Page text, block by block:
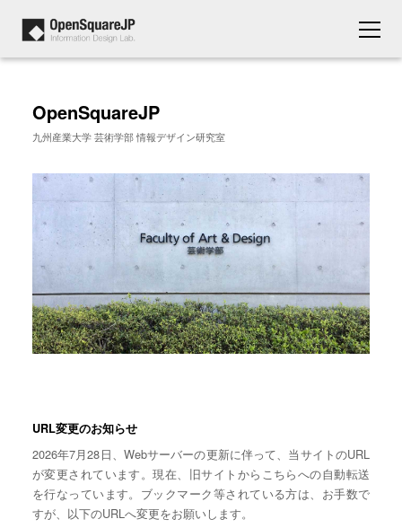
OpenSquareJP
九州産業大学 芸術学部 情報デザイン研究室
URL変更のお知らせ
2026年7月28日、Webサーバーの更新に伴って、当サイトのURL
が変更されています。現在、旧サイトからこちらへの自動転送
を行なっています。ブックマーク等されている方は、お手数で
すが、以下のURLへ変更をお願いします。